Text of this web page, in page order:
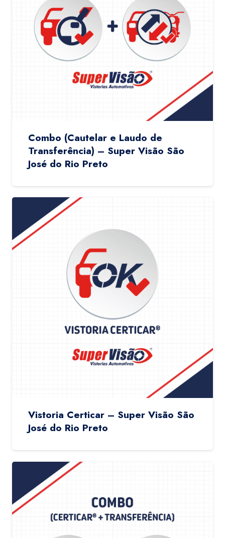
Combo (Cautelar e Laudo de
Transferência) – Super Visão São
José do Rio Preto
Vistoria Certicar – Super Visão São
José do Rio Preto